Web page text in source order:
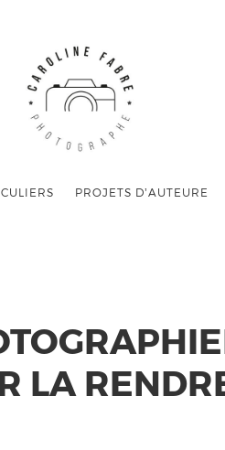
PROJETS D’AUTEURE
LA